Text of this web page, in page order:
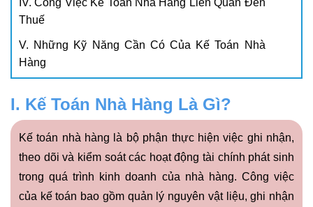
IV. Công Việc Kế Toán Nhà Hàng Liên Quan Đến
Thuế
V. Những Kỹ Năng Cần Có Của Kế Toán Nhà
Hàng
I. Kế Toán Nhà Hàng Là Gì?
Kế toán nhà hàng là bộ phận thực hiện việc ghi nhận,
theo dõi và kiểm soát các hoạt động tài chính phát sinh
trong quá trình kinh doanh của nhà hàng. Công việc
của kế toán bao gồm quản lý nguyên vật liệu, ghi nhận